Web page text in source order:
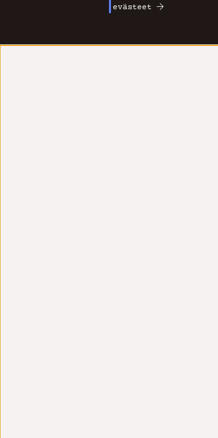
evästeet